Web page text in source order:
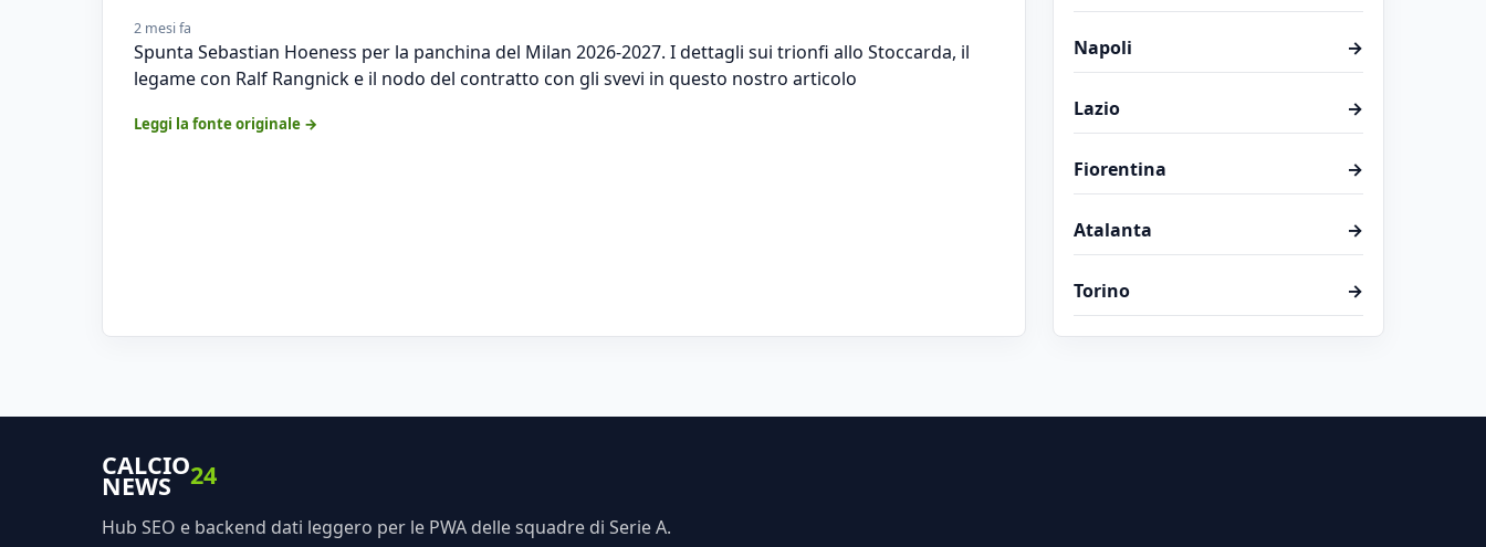
2 mesi fa
Spunta Sebastian Hoeness per la panchina del Milan 2026-2027. I dettagli sui trionfi allo Stoccarda, il
legame con Ralf Rangnick e il nodo del contratto con gli svevi in questo nostro articolo
Leggi la fonte originale →
Napoli →
Lazio →
Fiorentina →
Atalanta →
Torino →
CALCIO
NEWS 24
Hub SEO e backend dati leggero per le PWA delle squadre di Serie A.